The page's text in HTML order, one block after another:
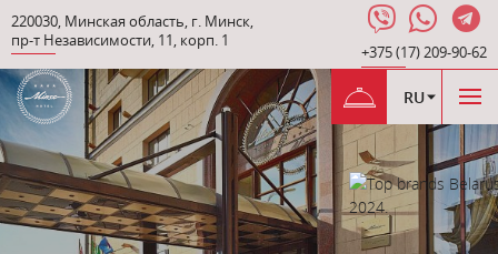
+375 (17) 209-90-62
220030, Минская область, г. Минск,
пр-т Независимости, 11, корп. 1
RU